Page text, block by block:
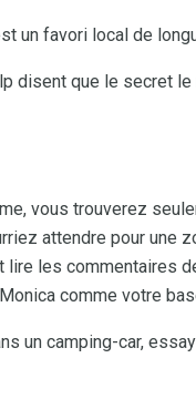
un favori local de
disent que le secret
vous trouverez
attendre pour une
lire les commentaires
comme votre
un camping-car,